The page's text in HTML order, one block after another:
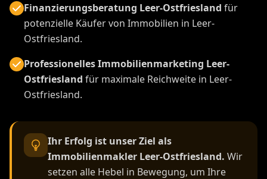
Finanzierungsberatung Leer-Ostfriesland für
potenzielle Käufer von Immobilien in Leer-
Ostfriesland.
Professionelles Immobilienmarketing Leer-
Ostfriesland für maximale Reichweite in Leer-
Ostfriesland.
Ihr Erfolg ist unser Ziel als
Immobilienmakler Leer-Ostfriesland. Wir
setzen alle Hebel in Bewegung, um Ihre